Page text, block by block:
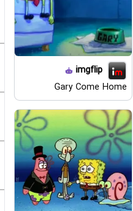
imgflip
Gary Come Home